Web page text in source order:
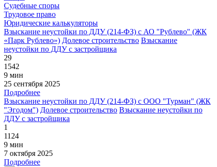
Судебные споры
Трудовое право
Юридические калькуляторы
Взыскание неустойки по ДДУ (214-ФЗ) с АО "Рублево" (ЖК
«Парк Рублево») Долевое строительство Взыскание
неустойки по ДДУ с застройщика
29
1542
9 мин
25 сентября 2025
Подробнее
Взыскание неустойки по ДДУ (214-ФЗ) с ООО "Турман" (ЖК
"Эгодом") Долевое строительство Взыскание неустойки по
ДДУ с застройщика
1
1124
9 мин
7 октября 2025
Подробнее